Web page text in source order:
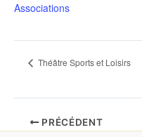
Associations
Théâtre Sports et Loisirs
PRÉCÉDENT